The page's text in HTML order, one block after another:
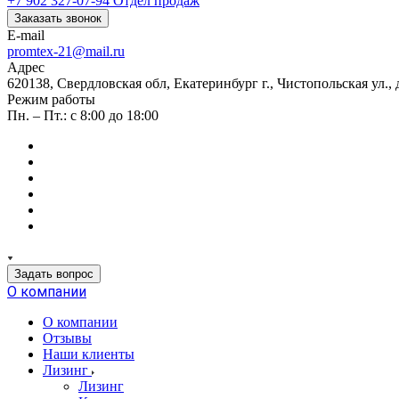
Заказать звонок
E-mail
promtex-21@mail.ru
Адрес
620138, Свердловская обл, Екатеринбург г., Чистопольская
Режим работы
Пн. – Пт.: с 8:00 до 18:00
Задать вопрос
О компании
О компании
Отзывы
Наши клиенты
Лизинг
Лизинг